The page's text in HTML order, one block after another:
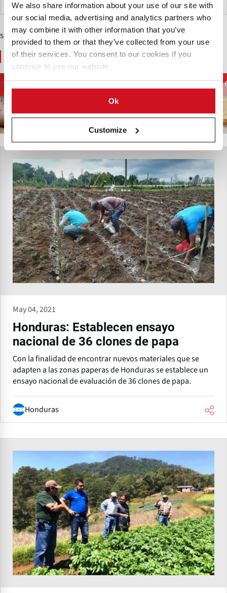
We also share information about your use of our site with
our social media, advertising and analytics partners who
may combine it with other information that you’ve
provided to them or that they’ve collected from your use
of their services. You consent to our cookies if you
continue to use our website.
Ok
Customize
Sponsored Content
You May Also Like
Processing
Equipment
French Fries and
Potato Specialties
May 04, 2021
Honduras: Establecen ensayo
nacional de 36 clones de papa
Con la finalidad de encontrar nuevos materiales que se
adapten a las zonas paperas de Honduras se establece un
ensayo nacional de evaluación de 36 clones de papa.
Honduras